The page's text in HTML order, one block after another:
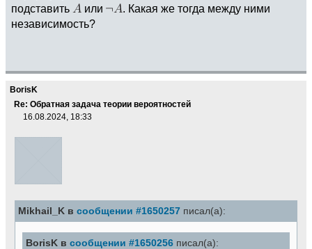
подставить
или
. Какая же тогда между ними
независимость?
BorisK
Re: Обратная задача теории вероятностей
16.08.2024, 18:33
Mikhail_K в сообщении #1650257 писал(а):
BorisK в сообщении #1650256 писал(а):